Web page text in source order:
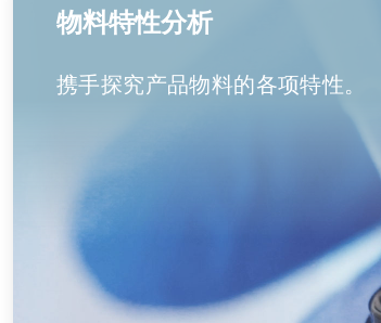
物料特性分析
携手探究产品物料的各项特性。